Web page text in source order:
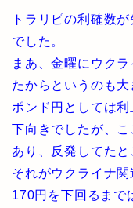
トラリピの利確数
でした。
まあ、金曜にウク
たからというのも大
ポンド円としては
下向きでしたが、
あり、反発してたと
それがウクライナ関
170円を下回るまで